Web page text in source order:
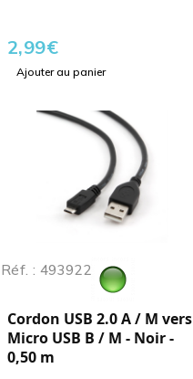
2,99€
Ajouter au panier
Réf. : 493922
Cordon USB 2.0 A / M vers
Micro USB B / M - Noir -
0,50 m